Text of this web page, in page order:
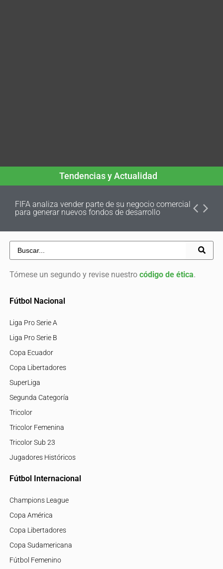
Tendencias y Actualidad
FIFA analiza vender parte de su negocio comercial
para generar nuevos fondos de desarrollo
Tómese un segundo y revise nuestro código de ética.
Fútbol Nacional
Liga Pro Serie A
Liga Pro Serie B
Copa Ecuador
Copa Libertadores
SuperLiga
Segunda Categoría
Tricolor
Tricolor Femenina
Tricolor Sub 23
Jugadores Históricos
Fútbol Internacional
Champions League
Copa América
Copa Libertadores
Copa Sudamericana
Fútbol Femenino